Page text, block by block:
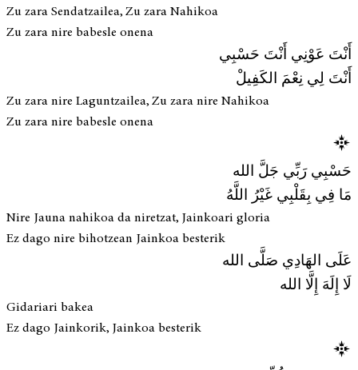
Zu zara Sendatzailea, Zu zara Nahikoa
Zu zara nire babesle onena
أَنْتَ عَوْنِي أَنْتَ حَسْبِي
أَنْتَ لِي نِعْمَ الكَفِيلْ
Zu zara nire Laguntzailea, Zu zara nire Nahikoa
Zu zara nire babesle onena
حَسْبِي رَبِّي جَلَّ الله
مَا فِي بِقَلْبِي غَيْرُ اللَّهُ
Nire Jauna nahikoa da niretzat, Jainkoari gloria
Ez dago nire bihotzean Jainkoa besterik
عَلَى الهَادِي صَلَّى الله
لَا إِلَهَ إِلَّا الله
Gidariari bakea
Ez dago Jainkorik, Jainkoa besterik